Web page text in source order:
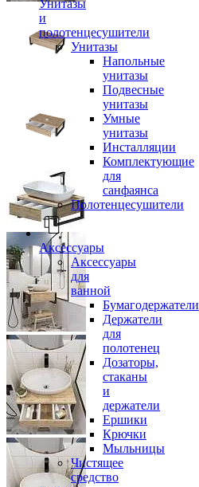
Унитазы
и
полотенцесушители
Унитазы
Напольные
унитазы
Подвесные
унитазы
Умные
унитазы
Инсталляции
Комплектующие
для
санфаянса
Полотенцесушители
Аксессуары
Аксессуары
для
ванной
Бумагодержатели
Держатели
для
полотенец
Дозаторы,
стаканы
и
держатели
Ершики
Крючки
Мыльницы
Чистящее
средство